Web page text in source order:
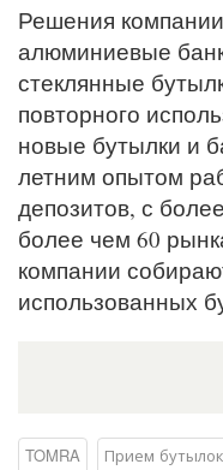
Решения
алюминиевые
стеклянные
повторного
новые бутылки и
летним опытом
депозитов, с
более чем 60
компании
использованных
TOMRA Прием бутылок